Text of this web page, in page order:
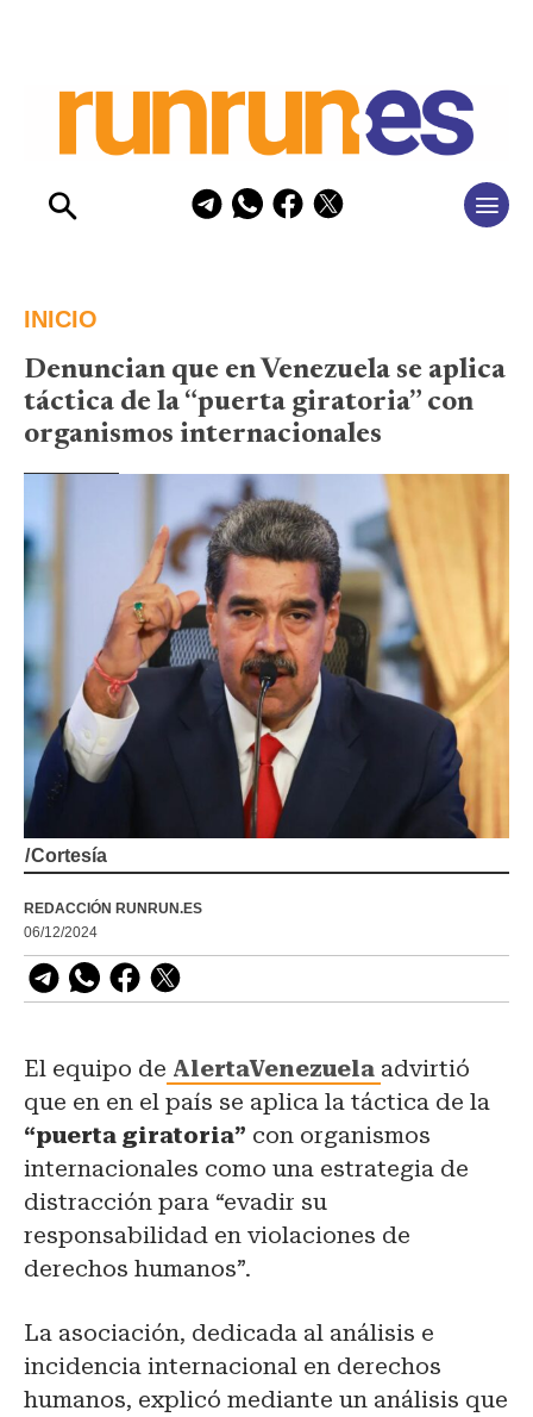
INICIO
Denuncian que en Venezuela se aplica
táctica de la “puerta giratoria” con
organismos internacionales
/Cortesía
REDACCIÓN RUNRUN.ES
06/12/2024
El equipo de AlertaVenezuela advirtió
que en en el país se aplica la táctica de la
“puerta giratoria” con organismos
internacionales como una estrategia de
distracción para “evadir su
responsabilidad en violaciones de
derechos humanos”.
La asociación, dedicada al análisis e
incidencia internacional en derechos
humanos, explicó mediante un análisis que